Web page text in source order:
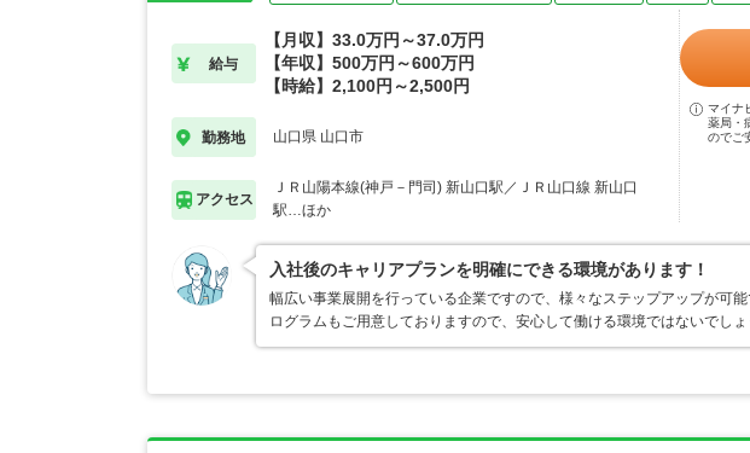
給与
【月収】33.0万円～37.0万円
【年収】500万円～600万円
【時給】2,100円～2,500円
勤務地 山口県 山口市
アクセス
ＪＲ山陽本線(神戸－門司) 新山口駅／ＪＲ山口線 新山口
駅…ほか
マイナ
薬局・
のでご
入社後のキャリアプランを明確にできる環境があります！
幅広い事業展開を行っている企業ですので、様々なステップアップが可
ログラムもご用意しておりますので、安心して働ける環境ではないでし